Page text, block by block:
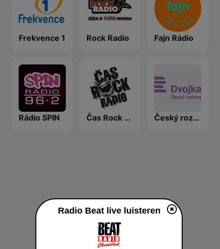
Frekvence 1 Rock Radio Fajn Rádio
Rádio SPIN Čas Rock Radio Český rozhlas Dvojka
Radio Beat live luisteren